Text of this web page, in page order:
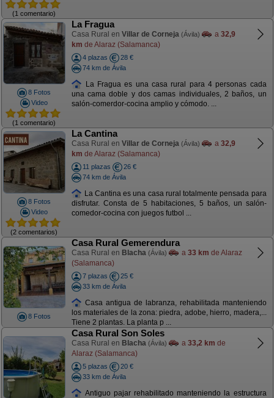
(1 comentario)
8 Fotos
Video
(1 comentario)
La Fragua
Casa Rural en Villar de Corneja (Ávila) a 32,9
km de Alaraz (Salamanca)
4 plazas
28 €
74 km de Ávila
La Fragua es una casa rural para 4 personas cada
una cama doble y dos camas individuales, 2 baños, un
salón-comerdor-cocina amplio y cómodo. ...
8 Fotos
Video
(2 comentarios)
La Cantina
Casa Rural en Villar de Corneja (Ávila) a 32,9
km de Alaraz (Salamanca)
11 plazas
26 €
74 km de Ávila
La Cantina es una casa rural totalmente pensada para
disfrutar. Consta de 5 habitaciones, 5 baños, un salón-
comedor-cocina con juegos futbol ...
8 Fotos
Casa Rural Gemerendura
Casa Rural en Blacha (Ávila) a 33 km de Alaraz
(Salamanca)
7 plazas
25 €
33 km de Ávila
Casa antigua de labranza, rehabilitada manteniendo
los materiales de la zona: piedra, adobe, hierro, madera,...
Tiene 2 plantas. La planta p ...
Casa Rural Son Soles
Casa Rural en Blacha (Ávila) a 33,2 km de
Alaraz (Salamanca)
5 plazas
20 €
33 km de Ávila
Antiguo pajar rehabilitado manteniendo la estructura